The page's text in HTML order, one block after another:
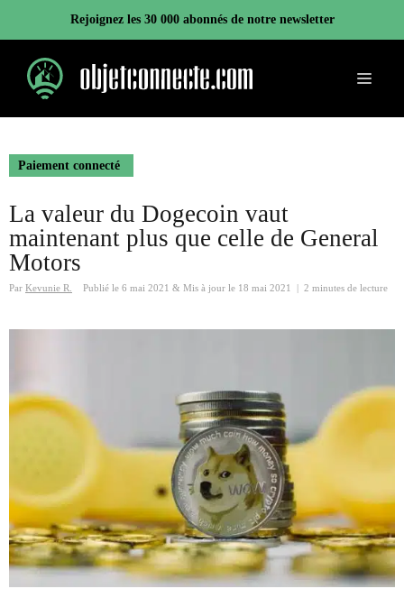
contenu
Rejoignez les 30 000 abonnés de notre newsletter
Menu
Paiement connecté
La valeur du Dogecoin vaut
maintenant plus que celle de General
Motors
Par Kevunie R. Publié le 6 mai 2021 & Mis à jour le 18 mai 2021 2 minutes de lecture